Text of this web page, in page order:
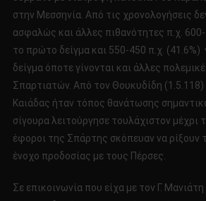
στην Μεσσηνία. Από τις χρονολογήσεις
ασφαλώς και άλλες πιθανότητες π.χ.
το πρώτο δείγμα και 550-450 π.χ. (41.6%)
δείγμα όποτε γίνονται και άλλες
Σπαρτιατών. Από τον Θουκυδίδη (1.5.118)
Καιάδας ήταν τόπος θανάτωσης
σίγουρα λειτούργησε τουλάχιστον μέχρι
έφοροι της Σπάρτης σκόπευαν να ρίξουν
ένοχο προδοσίας με τους Πέρσες.
Σε επικοινωνία που είχα με τον Γ.